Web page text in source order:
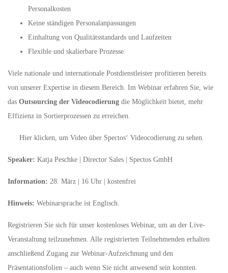
Personalkosten
Keine ständigen Personalanpassungen
Einhaltung von Qualitätsstandards und Laufzeiten
Flexible und skalierbare Prozesse
Viele nationale und internationale Postdienstleister profitieren bereits
von unserer Expertise in diesem Bereich. Im Webinar erfahren Sie, wie
das Outsourcing der Videocodierung die Möglichkeit bietet, mehr
Effizienz in Sortierprozessen zu erreichen.
Hier klicken, um Video über Spectos‘ Videocodierung zu sehen.
Speaker: Katja Peschke | Director Sales | Spectos GmbH
Information: 28. März | 16 Uhr | kostenfrei
Hinweis: Webinarsprache ist Englisch.
Registrieren Sie sich für unser kostenloses Webinar, um an der Live-
Veranstaltung teilzunehmen. Alle registrierten Teilnehmenden erhalten
anschließend Zugang zur Webinar-Aufzeichnung und den
Präsentationsfolien – auch wenn Sie nicht anwesend sein konnten.